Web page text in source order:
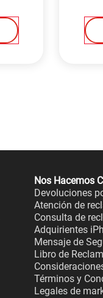
Nos Hacemos
Devoluciones
Atención de
Consulta de
Adquirientes
Mensaje de
Libro de
Términos y
Legales de